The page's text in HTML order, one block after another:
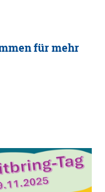
für mehr